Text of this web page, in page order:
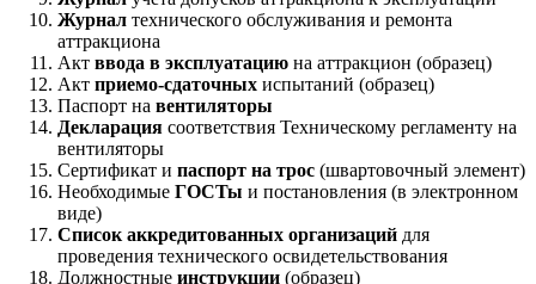
Журнал технического обслуживания и ремонта
аттракциона
Акт ввода в эксплуатацию на аттракцион (образец)
Акт приемо-сдаточных испытаний (образец)
Паспорт на вентиляторы
Декларация соответствия Техническому регламенту на
вентиляторы
Сертификат и паспорт на трос (швартовочный элемент)
Необходимые ГОСТы и постановления (в электронном
виде)
Список аккредитованных организаций для
проведения технического освидетельствования
Должностные инструкции (образец)